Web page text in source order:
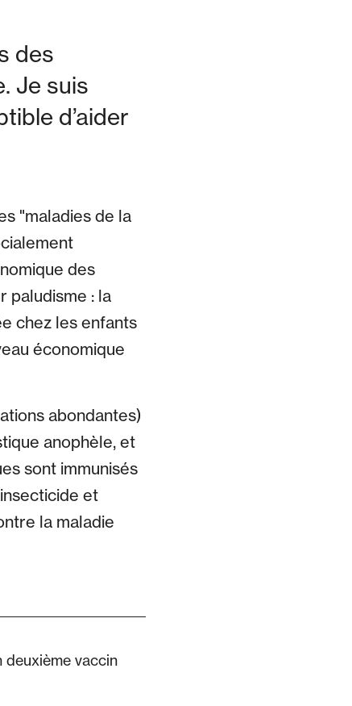
des
Je suis
d’aider
"maladies de la
des
paludisme : la
chez les enfants
économique
abondantes)
anophèle, et
sont immunisés
et
la maladie
deuxième vaccin